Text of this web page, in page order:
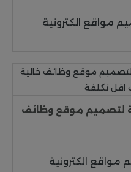
مواقع الكترونية
لتصميم موقع وظائف
مواقع الكترونية